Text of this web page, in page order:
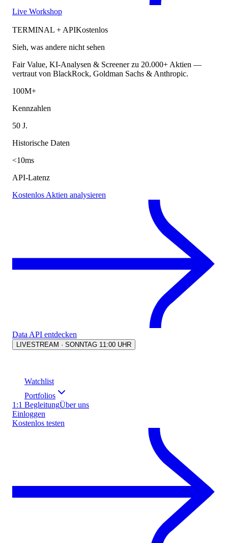
Live Workshop
TERMINAL + APIKostenlos
Sieh, was andere nicht sehen
Fair Value, KI-Analysen & Screener zu 20.000+ Aktien —
vertraut von BlackRock, Goldman Sachs & Anthropic.
100M+
Kennzahlen
50 J.
Historische Daten
<10ms
API-Latenz
Kostenlos Aktien analysieren
Data API entdecken
LIVESTREAM · SONNTAG 11:00 UHR
Watchlist
Portfolios
1:1 BegleitungÜber uns
Einloggen
Kostenlos testen